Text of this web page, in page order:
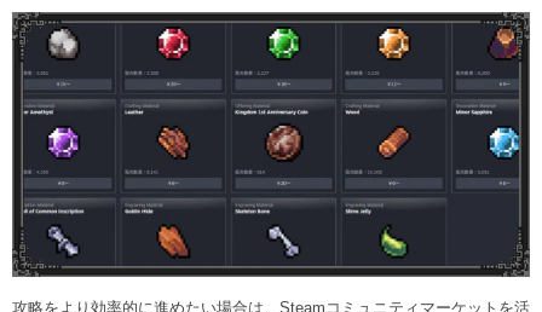
攻略をより効率的に進めたい場合は、Steamコミュニティマーケットを活